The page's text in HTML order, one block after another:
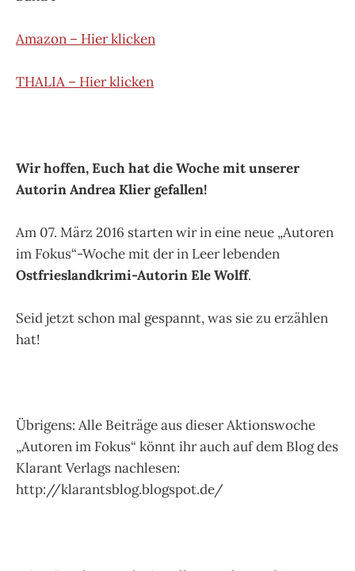
Amazon – Hier klicken
THALIA – Hier klicken
Wir hoffen, Euch hat die Woche mit unserer
Autorin Andrea Klier gefallen!
Am 07. März 2016 starten wir in eine neue „Autoren
im Fokus“-Woche mit der in Leer lebenden
Ostfrieslandkrimi-Autorin Ele Wolff.
Seid jetzt schon mal gespannt, was sie zu erzählen
hat!
Übrigens: Alle Beiträge aus dieser Aktionswoche
„Autoren im Fokus“ könnt ihr auch auf dem Blog des
Klarant Verlags nachlesen:
http://klarantsblog.blogspot.de/